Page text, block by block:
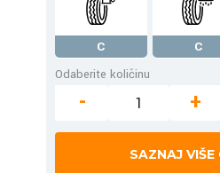
C C
Odaberite količinu
- +
SAZNAJ VIŠE